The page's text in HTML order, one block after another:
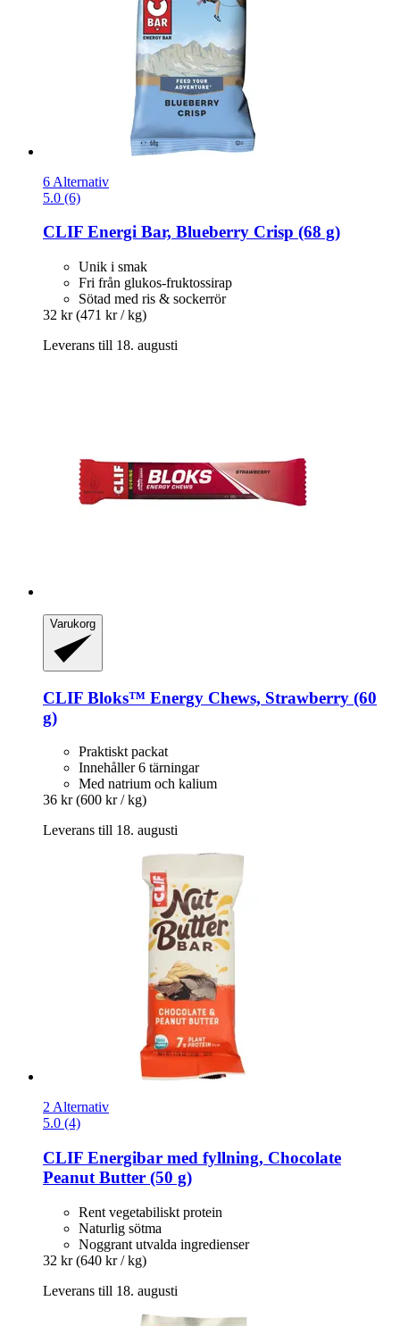
6 Alternativ
5.0 (6)
CLIF Energi Bar, Blueberry Crisp (68 g)
Unik i smak
Fri från glukos-fruktossirap
Sötad med ris & sockerrör
32 kr (471 kr / kg)
Leverans till 18. augusti
Varukorg
CLIF Bloks™ Energy Chews, Strawberry (60
g)
Praktiskt packat
Innehåller 6 tärningar
Med natrium och kalium
36 kr (600 kr / kg)
Leverans till 18. augusti
2 Alternativ
5.0 (4)
CLIF Energibar med fyllning, Chocolate
Peanut Butter (50 g)
Rent vegetabiliskt protein
Naturlig sötma
Noggrant utvalda ingredienser
32 kr (640 kr / kg)
Leverans till 18. augusti